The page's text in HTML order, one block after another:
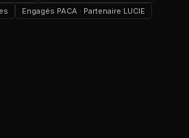
Engagés PACA · Partenaire LUCIE